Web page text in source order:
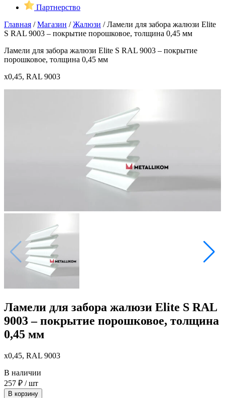
Партнерство
Главная /Магазин /Жалюзи /Ламели для забора жалюзи Elite
S RAL 9003 – покрытие порошковое, толщина 0,45 мм
Ламели для забора жалюзи Elite S RAL 9003 – покрытие
порошковое, толщина 0,45 мм
x0,45, RAL 9003
Ламели для забора жалюзи Elite S RAL
9003 – покрытие порошковое, толщина
0,45 мм
x0,45, RAL 9003
В наличии
257 ₽ / шт
В корзину